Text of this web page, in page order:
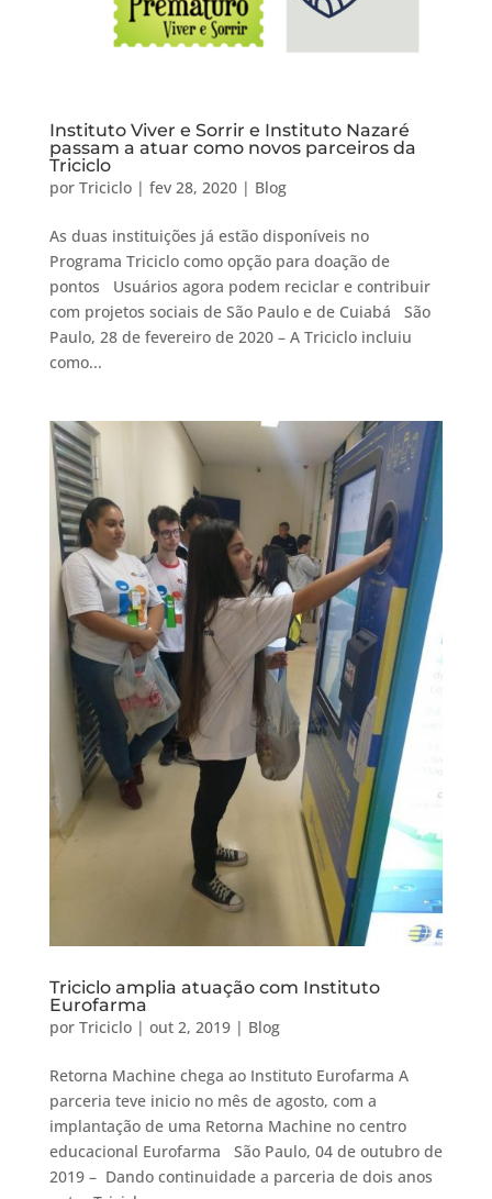
Instituto Viver e Sorrir e Instituto Nazaré
passam a atuar como novos parceiros da
Triciclo
por Triciclo| fev 28, 2020| Blog
As duas instituições já estão disponíveis no
Programa Triciclo como opção para doação de
pontos Usuários agora podem reciclar e contribuir
com projetos sociais de São Paulo e de Cuiabá São
Paulo, 28 de fevereiro de 2020 – A Triciclo incluiu
como...
Triciclo amplia atuação com Instituto
Eurofarma
por Triciclo| out 2, 2019| Blog
Retorna Machine chega ao Instituto Eurofarma A
parceria teve inicio no mês de agosto, com a
implantação de uma Retorna Machine no centro
educacional Eurofarma São Paulo, 04 de outubro de
2019 – Dando continuidade a parceria de dois anos